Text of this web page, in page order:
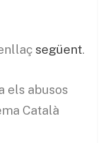
següent.
els abusos
Català